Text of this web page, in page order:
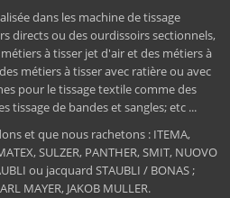
dans les machine de tissage
directs ou des ourdissoirs sectionnels,
à tisser jet d'air et des métiers à
métiers à tisser avec ratière ou avec
pour le tissage textile comme des
tissage de bandes et sangles; etc ...
et que nous rachetons : ITEMA,
SULZER, PANTHER, SMIT, NUOVO
ou jacquard STAUBLI / BONAS ;
MAYER, JAKOB MULLER.